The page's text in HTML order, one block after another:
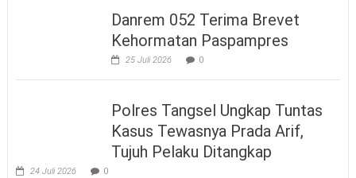
Danrem 052 Terima Brevet
Kehormatan Paspampres
25 Juli 2026 0
Polres Tangsel Ungkap Tuntas
Kasus Tewasnya Prada Arif,
Tujuh Pelaku Ditangkap
24 Juli 2026 0